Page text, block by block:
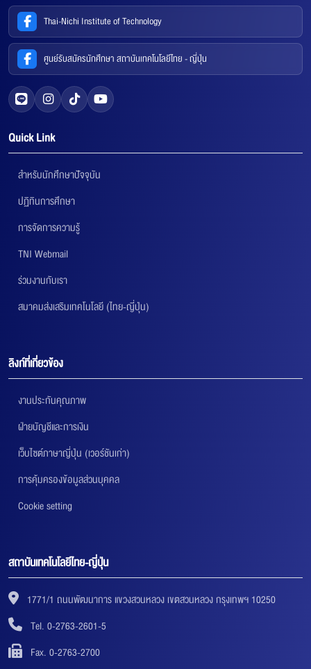
Thai-Nichi Institute of Technology
ศูนย์รับสมัครนักศึกษา สถาบันเทคโนโลยีไทย - ญี่ปุ่น
Quick Link
สำหรับนักศึกษาปัจจุบัน
ปฏิทินการศึกษา
การจัดการความรู้
TNI Webmail
ร่วมงานกับเรา
สมาคมส่งเสริมเทคโนโลยี (ไทย-ญี่ปุ่น)
ลิงก์ที่เกี่ยวข้อง
งานประกันคุณภาพ
ฝ่ายบัญชีและการเงิน
เว็บไซต์ภาษาญี่ปุ่น (เวอร์ชันเก่า)
การคุ้มครองข้อมูลส่วนบุคคล
Cookie setting
สถาบันเทคโนโลยีไทย-ญี่ปุ่น
1771/1 ถนนพัฒนาการ แขวงสวนหลวง เขตสวนหลวง กรุงเทพฯ 10250
Tel. 0-2763-2601-5
Fax. 0-2763-2700